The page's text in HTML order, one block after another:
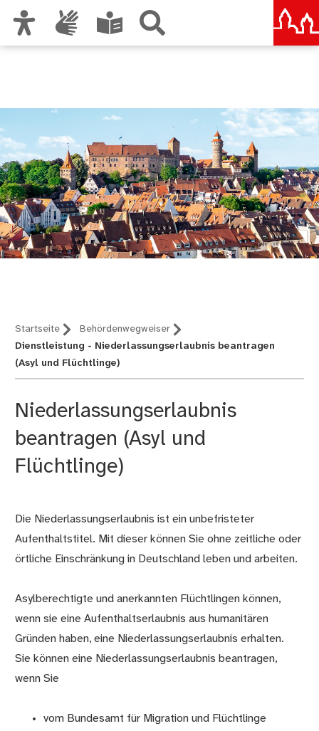
Startseite
Behördenwegweiser
Dienstleistung - Niederlassungserlaubnis beantragen
(Asyl und Flüchtlinge)
Niederlassungserlaubnis
beantragen (Asyl und
Flüchtlinge)
Beschreibung
Die Niederlassungserlaubnis ist ein unbefristeter
Aufenthaltstitel. Mit dieser können Sie ohne zeitliche oder
örtliche Einschränkung in Deutschland leben und arbeiten.
Asylberechtigte und anerkannten Flüchtlingen können,
wenn sie eine Aufenthaltserlaubnis aus humanitären
Gründen haben, eine Niederlassungserlaubnis erhalten.
Sie können eine Niederlassungserlaubnis beantragen,
wenn Sie
vom Bundesamt für Migration und Flüchtlinge